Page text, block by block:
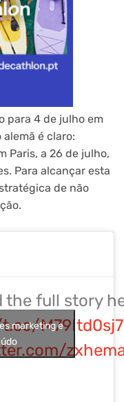
para 4 de julho em
é claro:
Paris, a 26 de julho,
Para alcançar esta
de não
the full story
M79Itd0sj7
marketing e